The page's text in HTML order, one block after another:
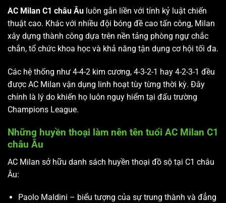
AC Milan C1 châu Âu luôn gắn liền với tính kỷ luật chiến
thuật cao. Khác với nhiều đội bóng đề cao tấn công, Milan
xây dựng thành công dựa trên nền tảng phòng ngự chắc
chắn, tổ chức khoa học và khả năng tận dụng cơ hội tối đa.
Các hệ thống như 4-4-2 kim cương, 4-3-2-1 hay 4-2-3-1 đều
được AC Milan vận dụng linh hoạt tùy từng thời kỳ. Đây
chính là lý do khiến họ luôn nguy hiểm tại đấu trường
Champions League.
Những huyền thoại làm nên tên tuổi AC Milan C1
châu Âu
AC Milan sở hữu danh sách huyền thoại đồ sộ tại C1 châu
Âu:
Paolo Maldini – biểu tượng của sự trung thành và đẳng